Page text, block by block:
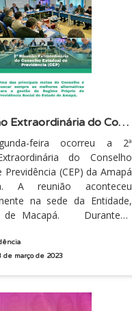
2ª Reunião Extraordinária do Conselho Estadual de Previdência (CEP)
feira ocorreu a 2ª
do Conselho
Previdência (CEP) da Amapá
A reunião aconteceu
na sede da Entidade,
Durante a
março de 2023